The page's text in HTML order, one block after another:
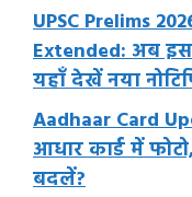
UPSC Prelims
Extended: अब
यहाँ देखें नया
Aadhaar Card
आधार कार्ड में
बदलें?